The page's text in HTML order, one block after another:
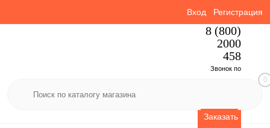
Вход Регистрация
8 (800)
2000
458
Звонок по
Заказать
0